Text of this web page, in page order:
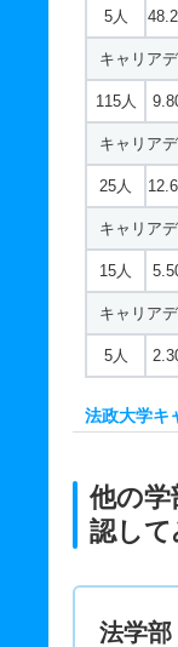
5人
キャリア
115人
キャリア
25人
キャリア
15人
キャリア
5人
法政大学キ
他の学
認して
法学部